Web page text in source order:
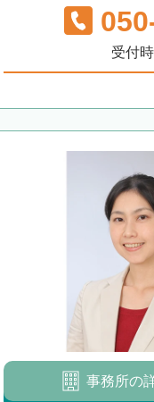
受付
事務所の